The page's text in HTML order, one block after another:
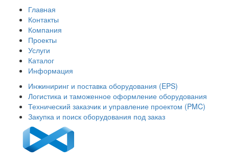
Главная
Контакты
Компания
Проекты
Услуги
Каталог
Информация
Инжиниринг и поставка оборудования (EPS)
Логистика и таможенное оформление оборудования
Технический заказчик и управление проектом (PMC)
Закупка и поиск оборудования под заказ